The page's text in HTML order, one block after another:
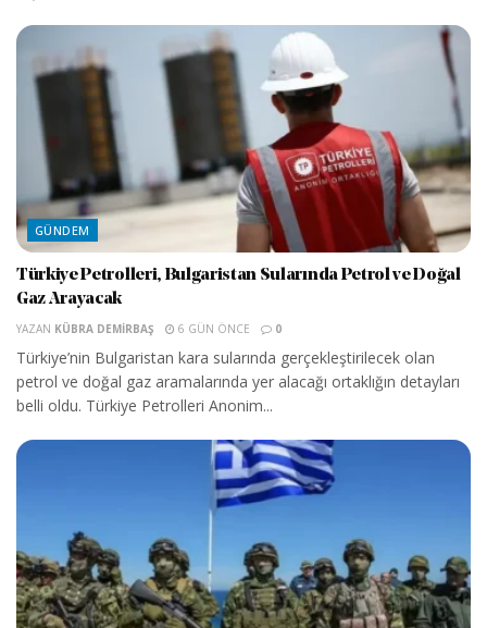
GÜNDEM
Türkiye Petrolleri, Bulgaristan Sularında Petrol ve Doğal
Gaz Arayacak
YAZAN KÜBRA DEMIRBAŞ 6 GÜN ÖNCE 0
Türkiye’nin Bulgaristan kara sularında gerçekleştirilecek olan
petrol ve doğal gaz aramalarında yer alacağı ortaklığın detayları
belli oldu. Türkiye Petrolleri Anonim...